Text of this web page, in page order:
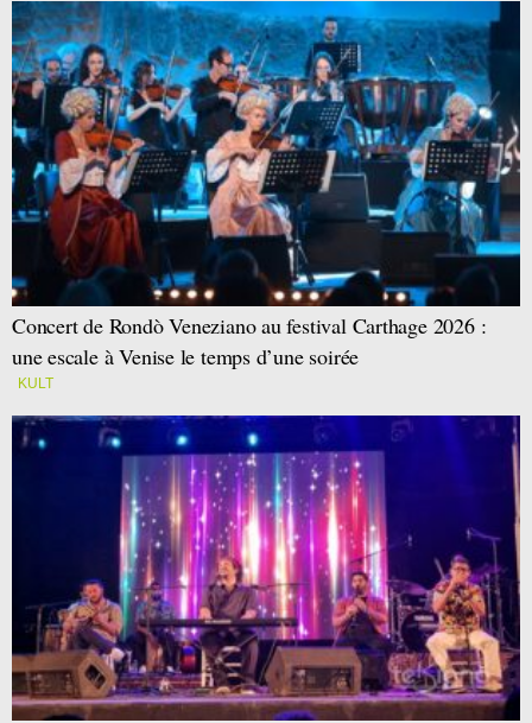
Concert de Rondò Veneziano au festival Carthage 2026 :
une escale à Venise le temps d’une soirée
KULT